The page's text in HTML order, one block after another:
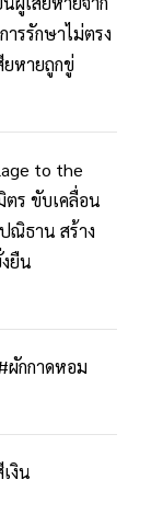
รรักษาไม่ตรง
ยหายถูกขู่
to the
ตร ขับเคลื่อน
ณิธาน สร้าง
ยืน
ผักกาดหอม
งิน